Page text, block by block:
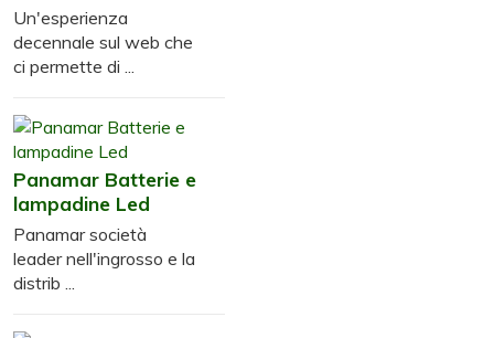
Un'esperienza
decennale sul web che
ci permette di ...
Panamar Batterie e
lampadine Led
Panamar società
leader nell'ingrosso e la
distrib ...